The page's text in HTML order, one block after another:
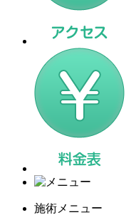
施術メニュー